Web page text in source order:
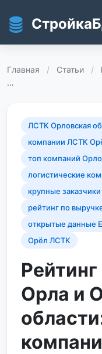
Главная / Статьи /
…
ЛСТК Орловская
компании ЛСТК
топ компаний
логистические
крупные
рейтинг по
открытые данные
Орёл ЛСТК
Орла и